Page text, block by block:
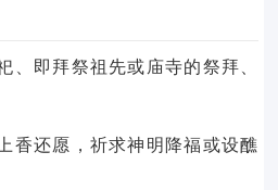
、即拜祭祖先或庙寺的祭拜、
香还愿，祈求神明降福或设醮